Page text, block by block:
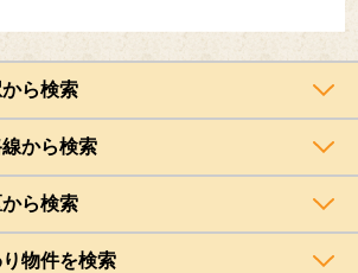
ら検索
から検索
ら検索
物件を検索